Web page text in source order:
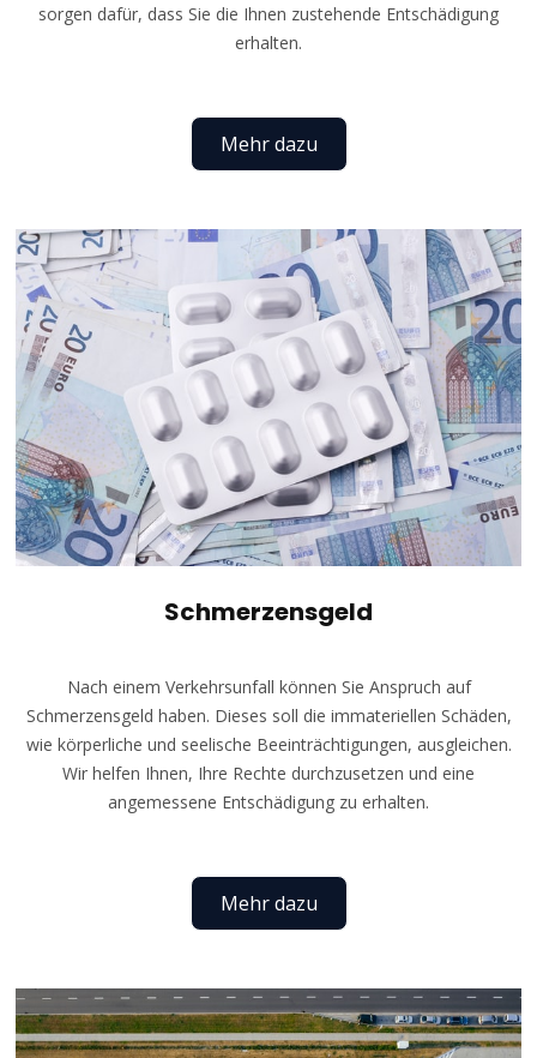
sorgen dafür, dass Sie die Ihnen zustehende Entschädigung
erhalten.
Mehr dazu
Schmerzensgeld
Nach einem Verkehrsunfall können Sie Anspruch auf
Schmerzensgeld haben. Dieses soll die immateriellen Schäden,
wie körperliche und seelische Beeinträchtigungen, ausgleichen.
Wir helfen Ihnen, Ihre Rechte durchzusetzen und eine
angemessene Entschädigung zu erhalten.
Mehr dazu